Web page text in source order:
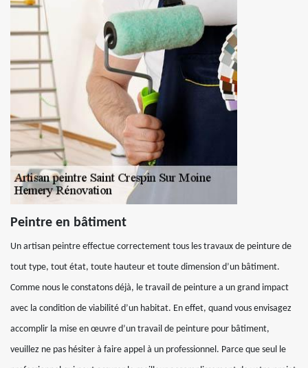
Peintre en bâtiment
Un artisan peintre effectue correctement tous les travaux de peinture de
tout type, tout état, toute hauteur et toute dimension d’un bâtiment.
Comme nous le constatons déjà, le travail de peinture a un grand impact
avec la condition de viabilité d’un habitat. En effet, quand vous envisagez
accomplir la mise en œuvre d’un travail de peinture pour bâtiment,
veuillez ne pas hésiter à faire appel à un professionnel. Parce que seul le